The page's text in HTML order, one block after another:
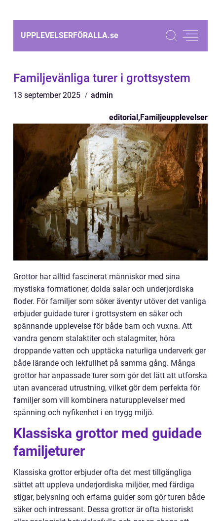
UPPLEVELSERFÖRALLA.se
Familjevänliga turer i grottsystem
13 september 2025 admin
editorial,Familjeupplevelser
Grottor har alltid fascinerat människor med sina
mystiska formationer, dolda salar och underjordiska
floder. För familjer som söker äventyr utöver det vanliga
erbjuder guidade turer i grottsystem en säker och
spännande upplevelse för både barn och vuxna. Att
vandra genom stalaktiter och stalagmiter, höra
droppande vatten och upptäcka naturliga underverk ger
både lärande och lekfullhet på samma gång. Många
grottor har anpassade turer som gör det lätt att utforska
utan avancerad utrustning, vilket gör dem perfekta för
familjer som vill kombinera naturupplevelser med
spänning och nyfikenhet i en trygg miljö.
Klassiska grottor med guidade
familjeturer
Klassiska grottor erbjuder ofta det mest tillgängliga
sättet att uppleva underjordiska miljöer, med färdiga
stigar, belysning och erfarna guider som gör turen både
säker och intressant. Dessa grottor är ofta historiskt